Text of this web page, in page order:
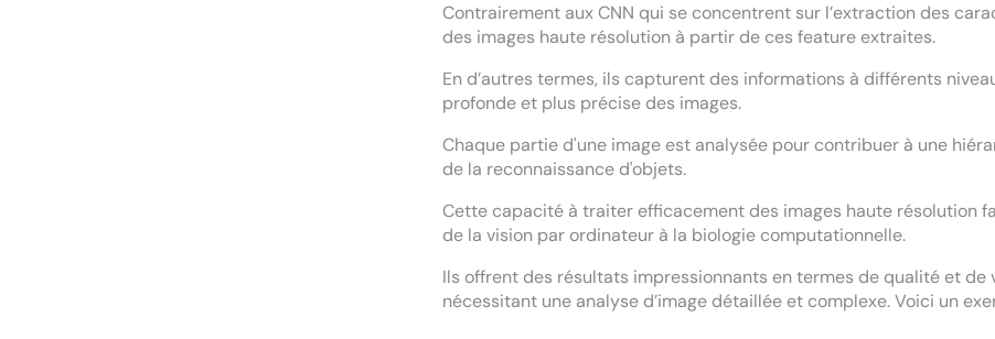
Contrairement aux CNN qui se concentrent sur l’extraction des
des images haute résolution à partir de ces feature extraites.
En d’autres termes, ils capturent des informations à différents
profonde et plus précise des images.
Chaque partie d'une image est analysée pour contribuer à une
de la reconnaissance d'objets.
Cette capacité à traiter efficacement des images haute résolution
de la vision par ordinateur à la biologie computationnelle.
Ils offrent des résultats impressionnants en termes de qualité et
nécessitant une analyse d’image détaillée et complexe. Voici un